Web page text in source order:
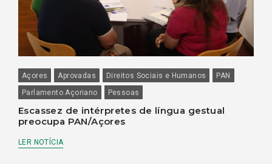
Açores Aprovadas Direitos Sociais e Humanos
PAN
Parlamento Açoriano
Pessoas
Escassez de intérpretes de língua gestual
preocupa PAN/Açores
LER NOTÍCIA